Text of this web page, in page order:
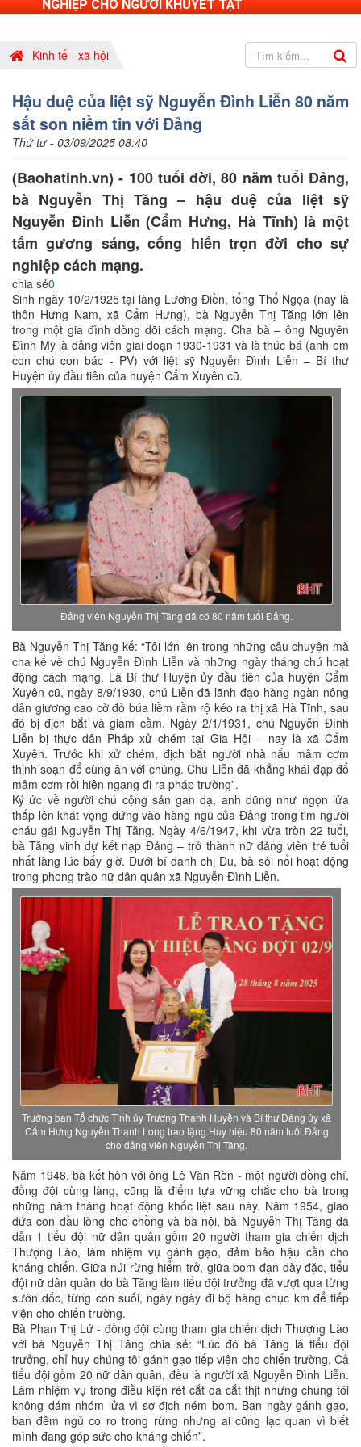
NGHIỆP CHO NGƯỜI KHUYẾT TẬT
Kinh tế - xã hội
Hậu duệ của liệt sỹ Nguyễn Đình Liễn 80 năm
sắt son niềm tin với Đảng
Thứ tư - 03/09/2025 08:40
(Baohatinh.vn) - 100 tuổi đời, 80 năm tuổi Đảng,
bà Nguyễn Thị Tăng – hậu duệ của liệt sỹ
Nguyễn Đình Liễn (Cẩm Hưng, Hà Tĩnh) là một
tấm gương sáng, cống hiến trọn đời cho sự
nghiệp cách mạng.
chia sẻ0
Sinh ngày 10/2/1925 tại làng Lương Điền, tổng Thổ Ngọa (nay là
thôn Hưng Nam, xã Cẩm Hưng), bà Nguyễn Thị Tăng lớn lên
trong một gia đình dòng dõi cách mạng. Cha bà – ông Nguyễn
Đình Mỹ là đảng viên giai đoạn 1930-1931 và là thúc bá (anh em
con chú con bác - PV) với liệt sỹ Nguyễn Đình Liễn – Bí thư
Huyện ủy đầu tiên của huyện Cẩm Xuyên cũ.
Đảng viên Nguyễn Thị Tăng đã có 80 năm tuổi Đảng.
Bà Nguyễn Thị Tăng kể: “Tôi lớn lên trong những câu chuyện mà
cha kể về chú Nguyễn Đình Liễn và những ngày tháng chú hoạt
động cách mạng. Là Bí thư Huyện ủy đầu tiên của huyện Cẩm
Xuyên cũ, ngày 8/9/1930, chú Liễn đã lãnh đạo hàng ngàn nông
dân giương cao cờ đỏ búa liềm rầm rộ kéo ra thị xã Hà Tĩnh, sau
đó bị địch bắt và giam cầm. Ngày 2/1/1931, chú Nguyễn Đình
Liễn bị thực dân Pháp xử chém tại Gia Hội – nay là xã Cẩm
Xuyên. Trước khi xử chém, địch bắt người nhà nấu mâm cơm
thịnh soạn để cùng ăn với chúng. Chú Liễn đã khẳng khái đạp đổ
mâm cơm rồi hiên ngang đi ra pháp trường”.
Ký ức về người chú cộng sản gan dạ, anh dũng như ngọn lửa
thắp lên khát vọng đứng vào hàng ngũ của Đảng trong tim người
cháu gái Nguyễn Thị Tăng. Ngày 4/6/1947, khi vừa tròn 22 tuổi,
bà Tăng vinh dự kết nạp Đảng – trở thành nữ đảng viên trẻ tuổi
nhất làng lúc bấy giờ. Dưới bí danh chị Du, bà sôi nổi hoạt động
trong phong trào nữ dân quân xã Nguyễn Đình Liễn.
Trưởng ban Tổ chức Tỉnh ủy Trương Thanh Huyền và Bí thư Đảng ủy xã
Cẩm Hưng Nguyễn Thanh Long trao tặng Huy hiệu 80 năm tuổi Đảng
cho đảng viên Nguyễn Thị Tăng.
Năm 1948, bà kết hôn với ông Lê Văn Rèn - một người đồng chí,
đồng đội cùng làng, cũng là điểm tựa vững chắc cho bà trong
những năm tháng hoạt động khốc liệt sau này. Năm 1954, giao
đứa con đầu lòng cho chồng và bà nội, bà Nguyễn Thị Tăng đã
dẫn 1 tiểu đội nữ dân quân gồm 20 người tham gia chiến dịch
Thượng Lào, làm nhiệm vụ gánh gạo, đảm bảo hậu cần cho
kháng chiến. Giữa núi rừng hiểm trở, giữa bom đạn dày đặc, tiểu
đội nữ dân quân do bà Tăng làm tiểu đội trưởng đã vượt qua từng
sườn dốc, từng con suối, ngày ngày đi bộ hàng chục km để tiếp
viện cho chiến trường.
Bà Phan Thị Lứ - đồng đội cùng tham gia chiến dịch Thượng Lào
với bà Nguyễn Thị Tăng chia sẻ: “Lúc đó bà Tăng là tiểu đội
trưởng, chỉ huy chúng tôi gánh gạo tiếp viện cho chiến trường. Cả
tiểu đội gồm 20 nữ dân quân, đều là người xã Nguyễn Đình Liễn.
Làm nhiệm vụ trong điều kiện rét cắt da cắt thịt nhưng chúng tôi
không dám nhóm lửa vì sợ địch ném bom. Ban ngày gánh gạo,
ban đêm ngủ co ro trong rừng nhưng ai cũng lạc quan vì biết
mình đang góp sức cho kháng chiến”.